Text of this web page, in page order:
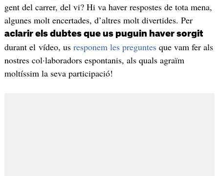
gent del carrer, del vi? Hi va haver respostes de tota mena,
algunes molt encertades, d’altres molt divertides. Per
aclarir els dubtes que us puguin haver sorgit
durant el vídeo, us responem les preguntesque vam fer als
nostres col·laboradors espontanis, als quals agraïm
moltíssim la seva participació!